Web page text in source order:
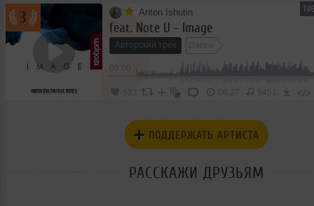
3 Anton Ishutin
feat. Note U - Image
Авторский трек Dance
522 06:27 9451 </>
ПОДДЕРЖАТЬ АРТИСТА
РАССКАЖИ ДРУЗЬЯМ